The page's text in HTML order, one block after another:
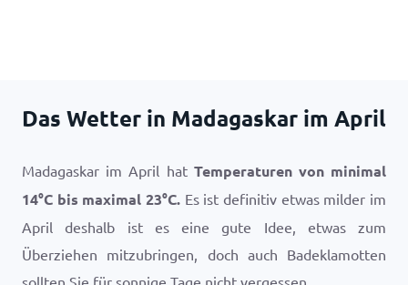
Das Wetter in Madagaskar im April
Madagaskar im April hat Temperaturen von minimal
14°C bis maximal 23°C. Es ist definitiv etwas milder im
April deshalb ist es eine gute Idee, etwas zum
Überziehen mitzubringen, doch auch Badeklamotten
sollten Sie für sonnige Tage nicht vergessen.